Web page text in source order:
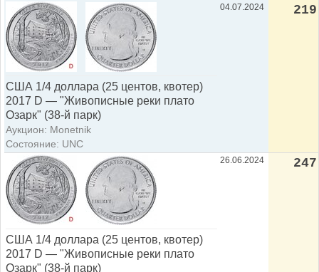
США 1/4 доллара (25 центов, квотер)
2017 D — "Живописные реки плато
Озарк" (38-й парк)
Аукцион: Monetnik
Состояние: UNC
04.07.2024 219
США 1/4 доллара (25 центов, квотер)
2017 D — "Живописные реки плато
Озарк" (38-й парк)
26.06.2024 247